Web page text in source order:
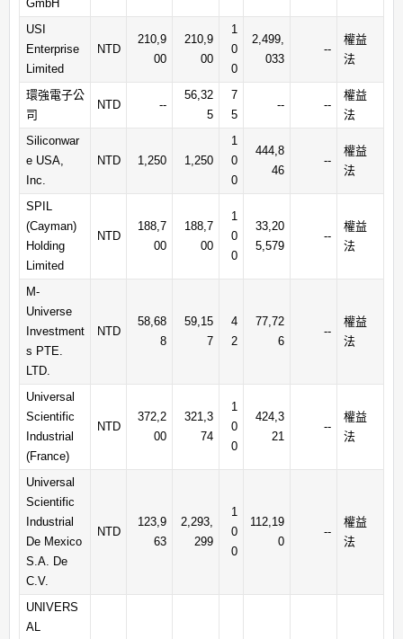
GmbH
USI
Enterprise
Limited
NTD
210,9
00
210,9
00
1
0
0
2,499,
033
--
權益
法
環強電子公
司
NTD --
56,32
5
7
5
-- --
權益
法
Siliconwar
e USA,
Inc.
NTD 1,250 1,250
1
0
0
444,8
46
--
權益
法
SPIL
(Cayman)
Holding
Limited
NTD
188,7
00
188,7
00
1
0
0
33,20
5,579
--
權益
法
M-
Universe
Investment
s PTE.
LTD.
NTD
58,68
8
59,15
7
4
2
77,72
6
--
權益
法
Universal
Scientific
Industrial
(France)
NTD
372,2
00
321,3
74
1
0
0
424,3
21
--
權益
法
Universal
Scientific
Industrial
De Mexico
S.A. De
C.V.
NTD
123,9
63
2,293,
299
1
0
0
112,19
0
--
權益
法
UNIVERS
AL